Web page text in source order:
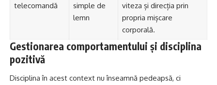
telecomandă
simple de
lemn
viteza și direcția prin
propria mișcare
corporală.
Gestionarea comportamentului și disciplina
pozitivă
Disciplina în acest context nu înseamnă pedeapsă, ci